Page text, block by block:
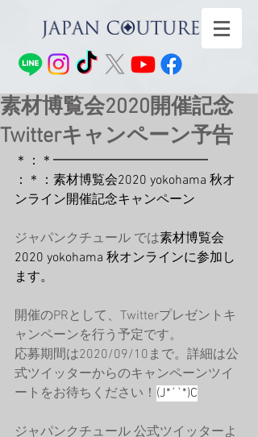
素材博覧会2020開催記念
Twitterキャンペーン予告
＊：＊━━━━━━━━━━━━
：＊：素材博覧会2020 yokohama 秋オ
ンライン開催記念キャンペーン
ジャパンクチュール では素材博覧会
2020 yokohama 秋オンラインに参加し
ます。
開催のPRとして、Twitterプレゼントキ
ャンペーンを行う予定です。
応募期間は2020/09/10まで。詳細は公
式ツイッターからのキャンペーンツイ
ートをお待ちください！ (J*´`*)C
ジャパンクチュール 公式ツイッターよ